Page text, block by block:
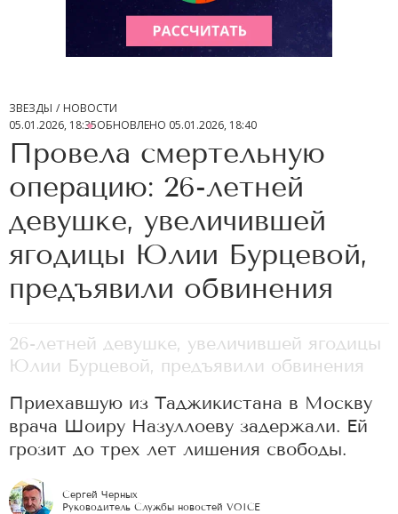
ЗВЕЗДЫ
НОВОСТИ
05.01.2026, 18:35ОБНОВЛЕНО 05.01.2026, 18:40
Провела смертельную
операцию: 26-летней
девушке, увеличившей
ягодицы Юлии Бурцевой,
предъявили обвинения
26-летней девушке, увеличившей ягодицы
Юлии Бурцевой, предъявили обвинения
Приехавшую из Таджикистана в Москву
врача Шоиру Назуллоеву задержали. Ей
грозит до трех лет лишения свободы.
Сергей Черных
Руководитель Службы новостей VOICE